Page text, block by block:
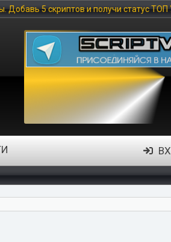
статус ТОП УЧАСТНИК.. Если вы не